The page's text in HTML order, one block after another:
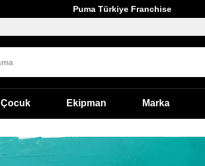
Puma Türkiye Franchise
Çocuk Ekipman Marka